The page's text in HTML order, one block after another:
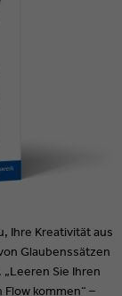
Ihre Kreativität aus
Glaubenssätzen
Sie Ihren
kommen“ –